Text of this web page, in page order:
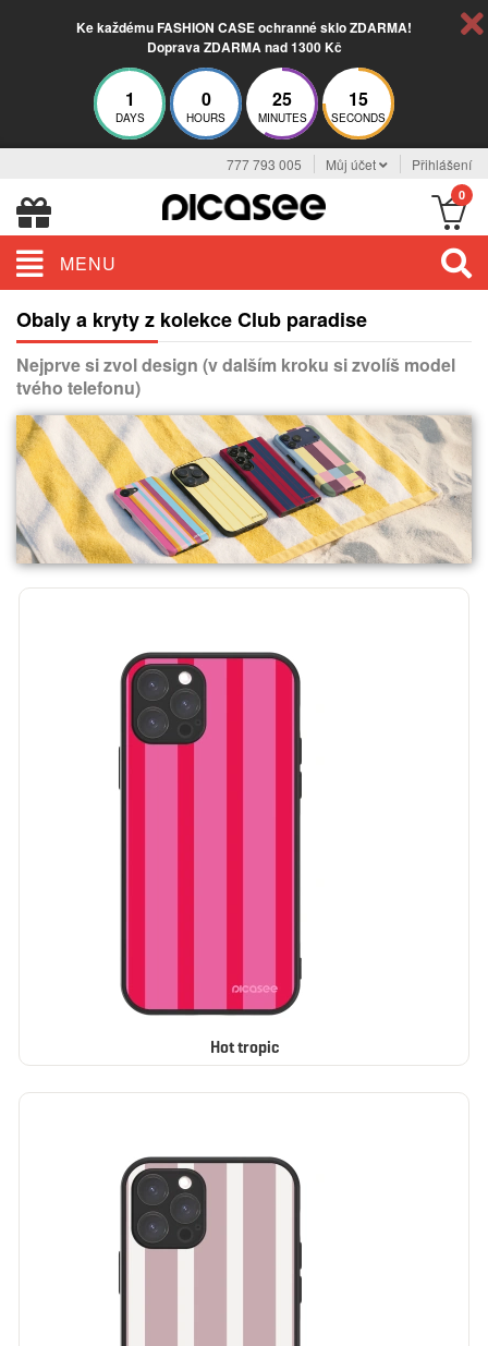
Ke každému FASHION CASE ochranné sklo ZDARMA!
Doprava ZDARMA nad 1300 Kč
1
DAYS
0
HOURS
25
MINUTES
15
SECONDS
777 793 005 Můj účet Přihlášení
0
MENU
Obaly a kryty z kolekce Club paradise
Nejprve si zvol design (v dalším kroku si zvolíš model
tvého telefonu)
Hot tropic